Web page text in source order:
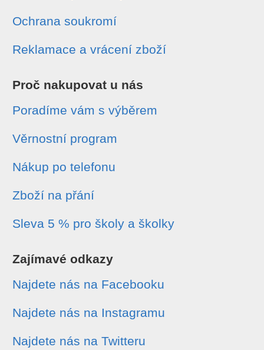
Ochrana soukromí
Reklamace a vrácení zboží
Proč nakupovat u nás
Poradíme vám s výběrem
Věrnostní program
Nákup po telefonu
Zboží na přání
Sleva 5 % pro školy a školky
Zajímavé odkazy
Najdete nás na Facebooku
Najdete nás na Instagramu
Najdete nás na Twitteru